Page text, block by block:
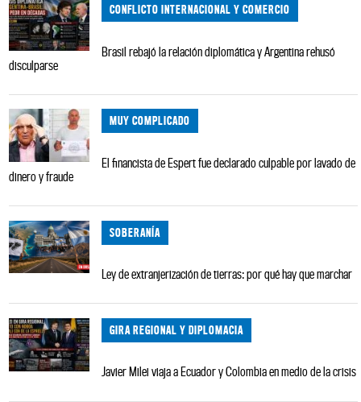
CONFLICTO INTERNACIONAL Y COMERCIO
Brasil rebajó la relación diplomática y Argentina rehusó
disculparse
MUY COMPLICADO
El financista de Espert fue declarado culpable por lavado de
dinero y fraude
SOBERANÍA
Ley de extranjerización de tierras: por qué hay que marchar
GIRA REGIONAL Y DIPLOMACIA
Javier Milei viaja a Ecuador y Colombia en medio de la crisis